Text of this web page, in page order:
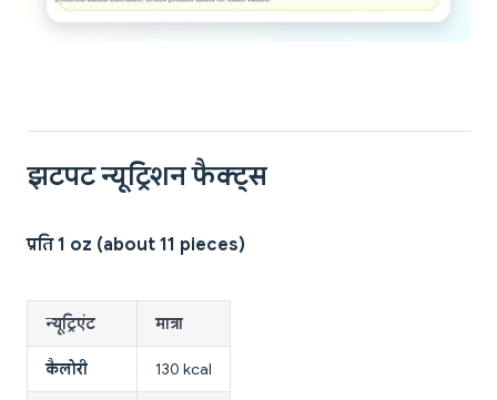
झटपट न्यूट्रिशन फैक्ट्स
प्रति 1 oz (about 11 pieces)
न्यूट्रिएंट मात्रा
कैलोरी 130 kcal